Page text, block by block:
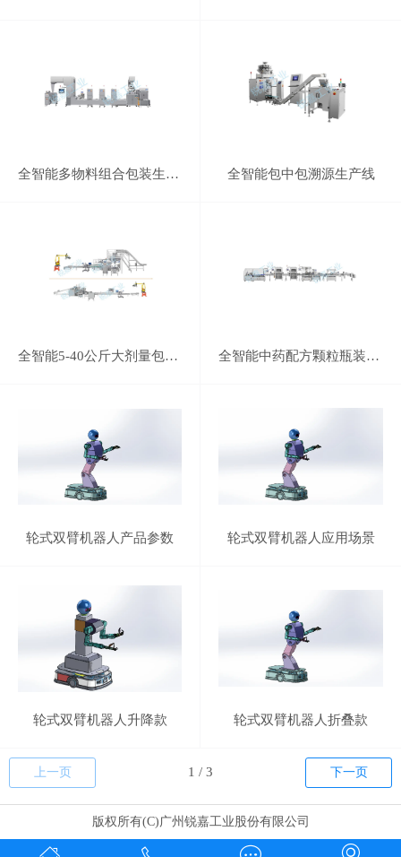
全智能多物料组合包装生产线 全智能包中包溯源生产线
全智能5-40公斤大剂量包装生产线 全智能中药配方颗粒瓶装生产线
轮式双臂机器人产品参数 轮式双臂机器人应用场景
轮式双臂机器人升降款 轮式双臂机器人折叠款
上一页 下一页
版权所有(C)广州锐嘉工业股份有限公司